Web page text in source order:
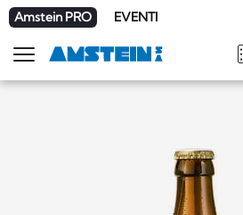
Amstein PRO EVENTI
FRDEEN
Mostra
la